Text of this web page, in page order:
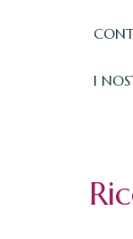
I